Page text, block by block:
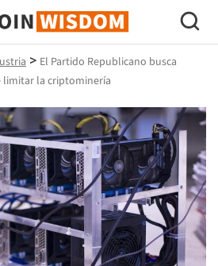
de Bitcoin
> El Partido Republicano busca
la criptominería